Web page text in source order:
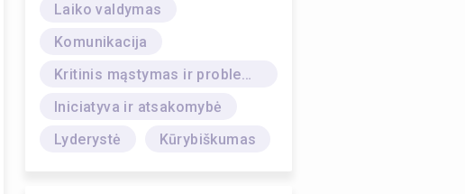
Laiko valdymas
Komunikacija
Kritinis mąstymas ir problemų sprendimas
Iniciatyva ir atsakomybė
Lyderystė
Kūrybiškumas